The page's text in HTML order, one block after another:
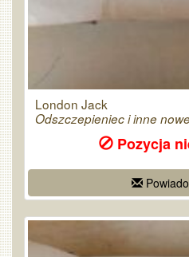
London Jack
Odszczepieniec i inne
Pozycja